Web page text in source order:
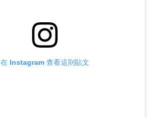
在 Instagram 查看這則貼文